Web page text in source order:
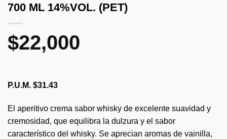
700 ML 14%VOL. (PET)
$22,000
P.U.M. $31.43
El aperitivo crema sabor whisky de excelente suavidad y
cremosidad, que equilibra la dulzura y el sabor
característico del whisky. Se aprecian aromas de vainilla,